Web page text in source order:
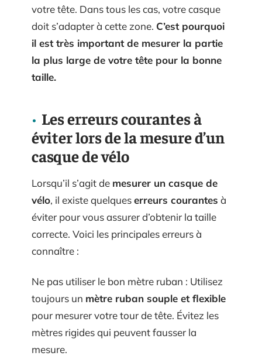
votre tête. Dans tous les cas, votre casque
doit s’adapter à cette zone. C’est pourquoi
il est très important de mesurer la partie
la plus large de votre tête pour la bonne
taille.
Les erreurs courantes à
éviter lors de la mesure d’un
casque de vélo
Lorsqu’il s’agit de mesurer un casque de
vélo, il existe quelqueserreurs courantes à
éviter pour vous assurer d’obtenir la taille
correcte. Voici les principales erreurs à
connaître :
Ne pas utiliser le bon mètre ruban : Utilisez
toujours un mètre ruban souple et flexible
pour mesurer votre tour de tête. Évitez les
mètres rigides qui peuvent fausser la
mesure.